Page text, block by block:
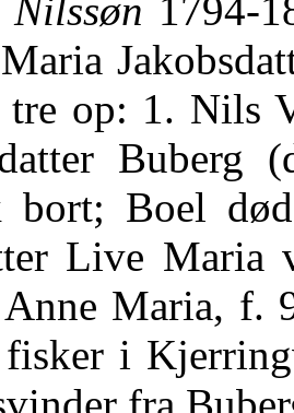
Nilssøn 1794-
tre op: 1. Nils
Buberg
Boel
Live Maria
Maria, f.
fisker i